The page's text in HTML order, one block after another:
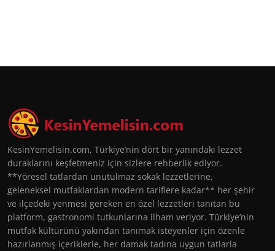
KesinYemelisin.com, Türkiye’nin dört bir yanındaki lezzet
duraklarını keşfetmeniz için sizlere rehberlik ediyor.
**Yöresel tatlardan unutulmaz sokak lezzetlerine,
geleneksel mutfaklardan modern tariflere kadar** her şehir
ve ilçedeki yenmesi gereken en özel lezzetleri tanıtan bu
platform, gastronomi tutkunlarına ilham veriyor. Türkiye’nin
mutfak kültürünü yakından tanımak isteyenler için özenle
hazırlanmış içeriklerle, her damak tadına uygun tatlarla